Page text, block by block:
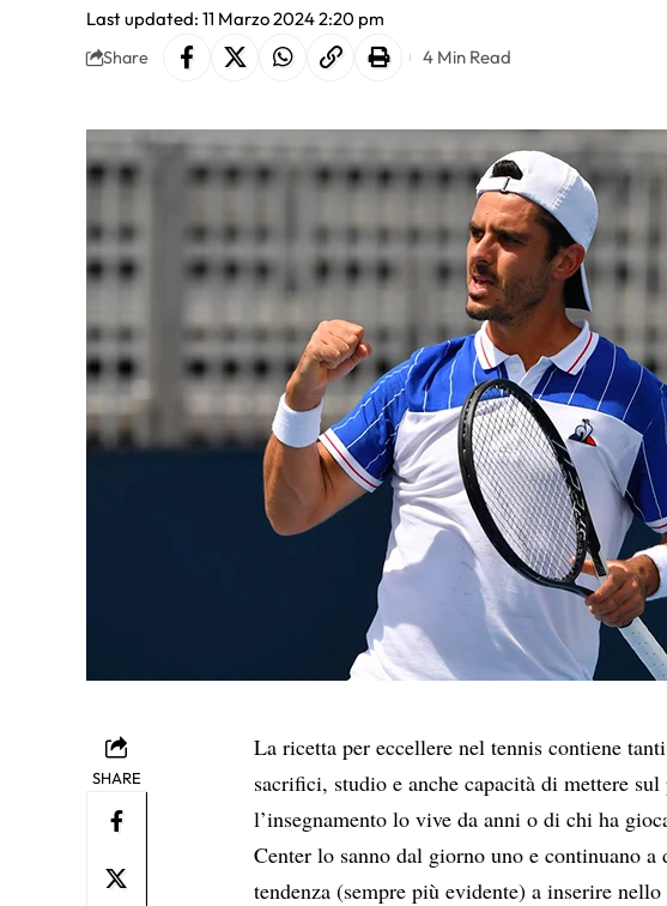
Last updated: 11 Marzo 2024 2:20 pm
Share 4 Min Read
SHARE
La ricetta per eccellere nel tennis contiene
sacrifici, studio e anche capacità di mettere
l’insegnamento lo vive da anni o di chi ha
Center lo sanno dal giorno uno e continuano
tendenza (sempre più evidente) a inserire